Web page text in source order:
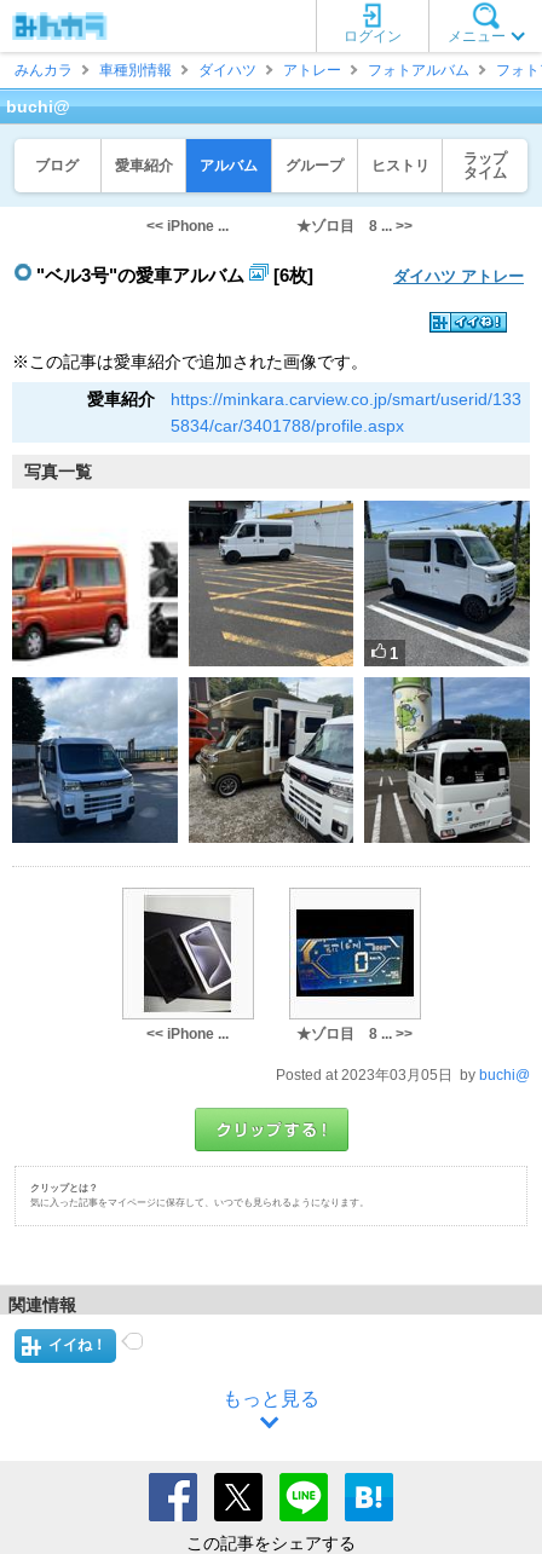
メニュー
ログイン
みんカラ
車種別情報 ダイハツ アトレー フォトアルバム フォ
buchi@
ブログ 愛車紹介 アルバム グループ ヒストリ
ラップ
タイム
<< iPhone ... ★ゾロ目 8 ... >>
"ベル3号"の愛車アルバム [6枚] ダイハツ アトレー
※この記事は愛車紹介で追加された画像です。
愛車紹介
https://minkara.carview.co.jp/smart/userid/133
5834/car/3401788/profile.aspx
写真一覧
1
<< iPhone ... ★ゾロ目 8 ... >>
Posted at 2023年03月05日 by buchi@
クリップとは？
気に入った記事をマイページに保存して、いつでも見られるようになります。
関連情報
イイね！
もっと見る
この記事をシェアする